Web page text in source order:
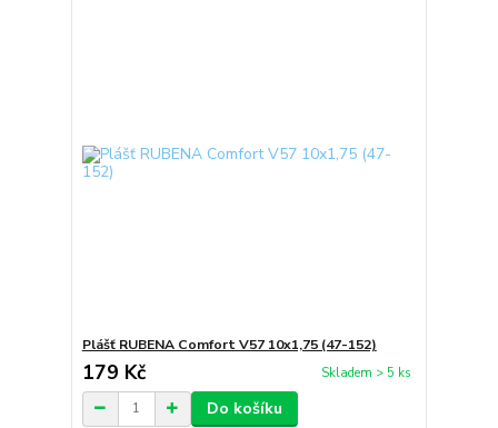
Plášť RUBENA Comfort V57 10x1,75 (47-152)
179 Kč Skladem > 5 ks
Do košíku